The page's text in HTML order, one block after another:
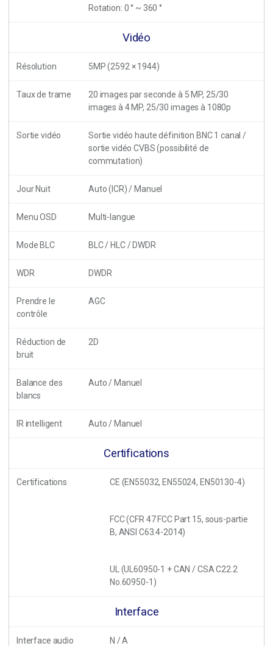
Rotation: 0 ° ~ 360 °
Vidéo
Résolution 5MP (2592 × 1944)
Taux de trame
20 images par seconde à 5 MP, 25/30
images à 4 MP, 25/30 images à 1080p
Sortie vidéo
Sortie vidéo haute définition BNC 1 canal /
sortie vidéo CVBS (possibilité de
commutation)
Jour Nuit Auto (ICR) / Manuel
Menu OSD Multi-langue
Mode BLC BLC / HLC / DWDR
WDR DWDR
Prendre le
contrôle
AGC
Réduction de
bruit
2D
Balance des
blancs
Auto / Manuel
IR intelligent Auto / Manuel
Certifications
Certifications CE (EN55032, EN55024, EN50130-4)
FCC (CFR 47 FCC Part 15, sous-partie
B, ANSI C63.4-2014)
UL (UL60950-1 + CAN / CSA C22.2
No.60950-1)
Interface
Interface audio N / A